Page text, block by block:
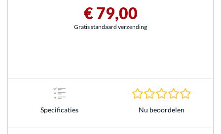
€ 79,00
Gratis standaard verzending
Specificaties Nu beoordelen